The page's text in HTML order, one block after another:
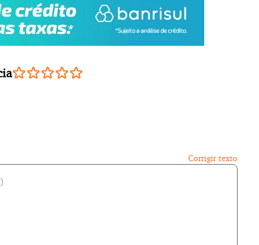
Corrigir texto